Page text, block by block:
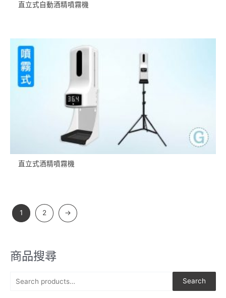
商品搜尋
Search
直立式自動酒精噴霧機
直立式酒精噴霧機
1 2 →